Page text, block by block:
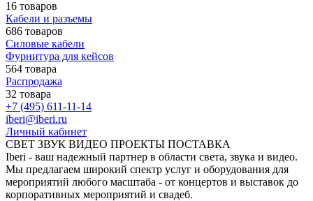
16 товаров
Кабели и разъемы
686 товаров
Силовые кабели
Фурнитура для кейсов
564 товара
Распродажа
32 товара
+7 (495) 611-11-14
iberi@iberi.ru
Личный кабинет
СВЕТ ЗВУК ВИДЕО ПРОЕКТЫ ПОСТАВКА
Iberi - ваш надежный партнер в области света, звука и видео.
Мы предлагаем широкий спектр услуг и оборудования для
мероприятий любого масштаба - от концертов и выставок до
корпоративных мероприятий и свадеб.